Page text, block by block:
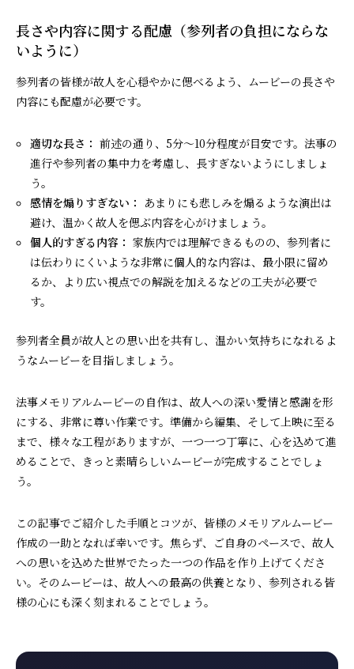
長さや内容に関する配慮（参列者の負担にならな
いように）
参列者の皆様が故人を心穏やかに偲べるよう、ムービーの長さや
内容にも配慮が必要です。
適切な長さ： 前述の通り、5分〜10分程度が目安です。法事の
進行や参列者の集中力を考慮し、長すぎないようにしましょ
う。
感情を煽りすぎない： あまりにも悲しみを煽るような演出は
避け、温かく故人を偲ぶ内容を心がけましょう。
個人的すぎる内容： 家族内では理解できるものの、参列者に
は伝わりにくいような非常に個人的な内容は、最小限に留め
るか、より広い視点での解説を加えるなどの工夫が必要で
す。
参列者全員が故人との思い出を共有し、温かい気持ちになれるよ
うなムービーを目指しましょう。
法事メモリアルムービーの自作は、故人への深い愛情と感謝を形
にする、非常に尊い作業です。準備から編集、そして上映に至る
まで、様々な工程がありますが、一つ一つ丁寧に、心を込めて進
めることで、きっと素晴らしいムービーが完成することでしょ
う。
この記事でご紹介した手順とコツが、皆様のメモリアルムービー
作成の一助となれば幸いです。焦らず、ご自身のペースで、故人
への思いを込めた世界でたった一つの作品を作り上げてくださ
い。そのムービーは、故人への最高の供養となり、参列される皆
様の心にも深く刻まれることでしょう。